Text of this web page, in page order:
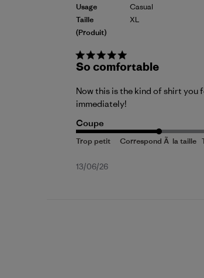
Usage
Taille
(produit)
Casual
XL
So comfortable
Now this is the kind of shirt you
immediately!
Coupe
Date
13/06/26